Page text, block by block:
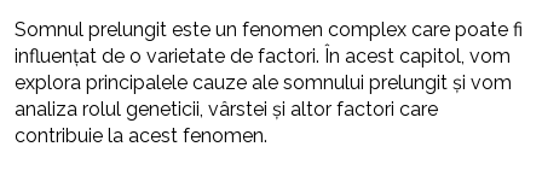
Somnul prelungit este un fenomen complex care poate fi
influențat de o varietate de factori. În acest capitol, vom
explora principalele cauze ale somnului prelungit și vom
analiza rolul geneticii, vârstei și altor factori care
contribuie la acest fenomen.